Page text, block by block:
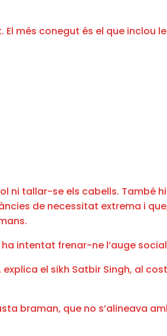
més conegut és el que inclou
ni tallar-se els cabells. També
de necessitat extrema i
intentat frenar-ne l’auge
explica el sikh Satbir Singh, al
braman, que no s’alineava